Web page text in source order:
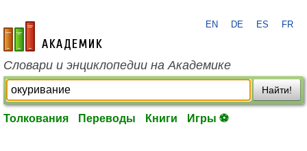
academic.ru
EN DE ES FR
Словари и энциклопедии на Академике
Найти!
Толкования Переводы Книги Игры ⚽